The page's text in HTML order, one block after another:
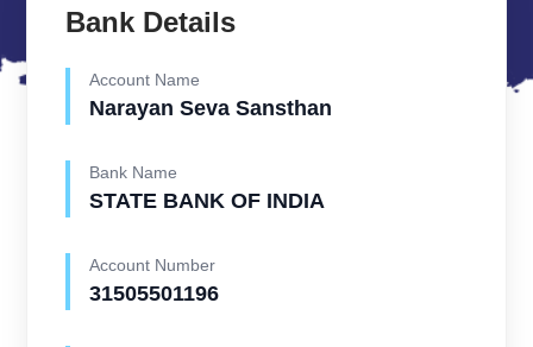
Bank Details
Account Name
Narayan Seva Sansthan
Bank Name
STATE BANK OF INDIA
Account Number
31505501196